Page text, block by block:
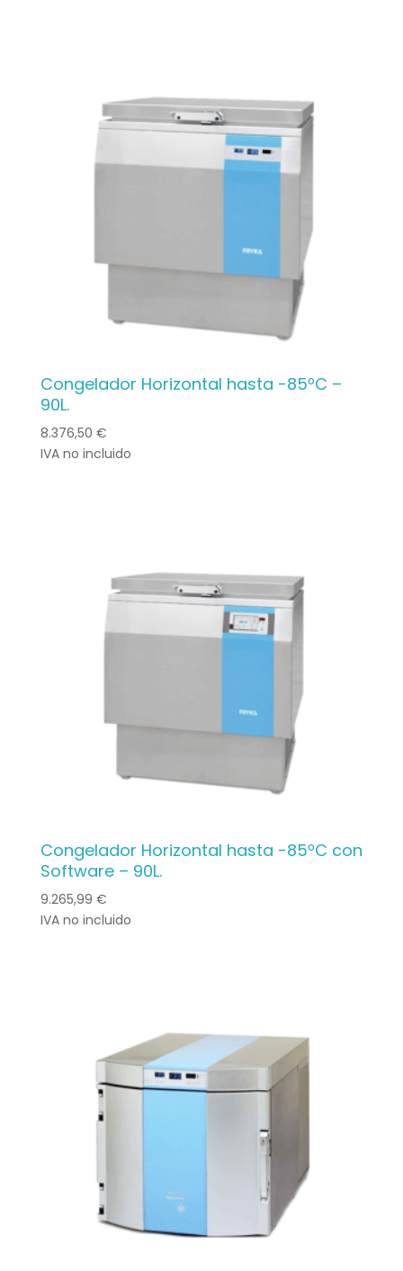
Congelador Horizontal hasta -85ºC –
90L.
8.376,50 €
IVA no incluido
Congelador Horizontal hasta -85ºC con
Software – 90L.
9.265,99 €
IVA no incluido